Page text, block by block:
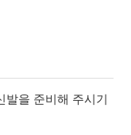
발을 준비해 주시기